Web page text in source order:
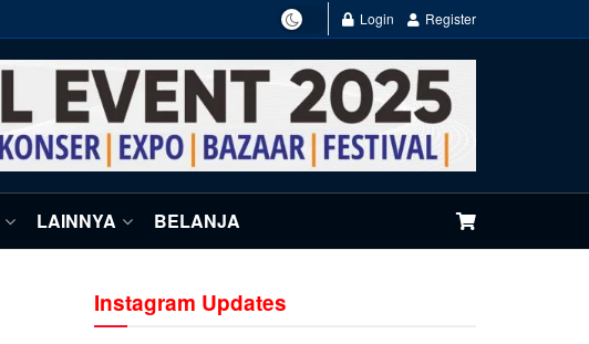
Login Register
LAINNYA BELANJA
Instagram Updates